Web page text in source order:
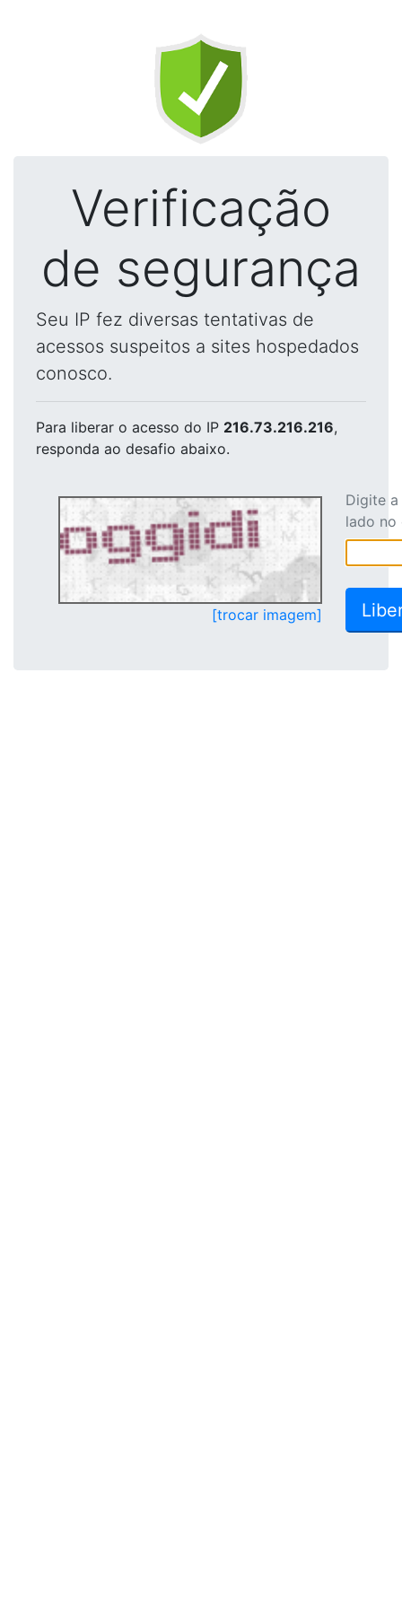
Verificação
de segurança
Seu IP fez diversas tentativas de
acessos suspeitos a sites hospedados
conosco.
Para liberar o acesso do IP 216.73.216.216,
responda ao desafio abaixo.
[trocar imagem]
Digite
lado no